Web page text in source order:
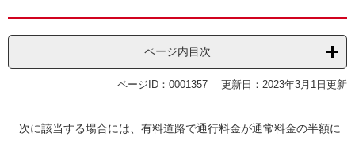
ページ内目次
ページID：0001357 更新日：2023年3月1日更新
次に該当する場合には、有料道路で通行料金が通常料金の半額に